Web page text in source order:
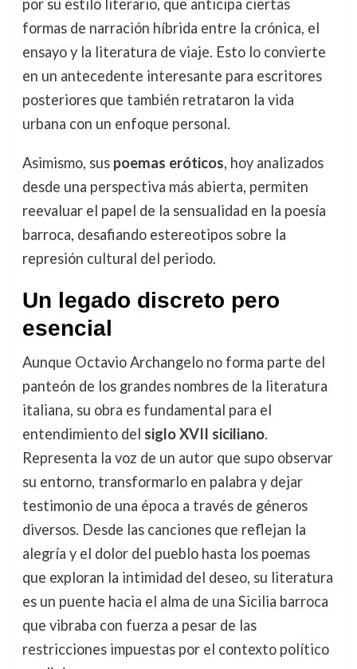
por su estilo literario, que anticipa ciertas
formas de narración híbrida entre la crónica, el
ensayo y la literatura de viaje. Esto lo convierte
en un antecedente interesante para escritores
posteriores que también retrataron la vida
urbana con un enfoque personal.
Asimismo, sus poemas eróticos, hoy analizados
desde una perspectiva más abierta, permiten
reevaluar el papel de la sensualidad en la poesía
barroca, desafiando estereotipos sobre la
represión cultural del periodo.
Un legado discreto pero
esencial
Aunque Octavio Archangelo no forma parte del
panteón de los grandes nombres de la literatura
italiana, su obra es fundamental para el
entendimiento del siglo XVII siciliano.
Representa la voz de un autor que supo observar
su entorno, transformarlo en palabra y dejar
testimonio de una época a través de géneros
diversos. Desde las canciones que reflejan la
alegría y el dolor del pueblo hasta los poemas
que exploran la intimidad del deseo, su literatura
es un puente hacia el alma de una Sicilia barroca
que vibraba con fuerza a pesar de las
restricciones impuestas por el contexto político